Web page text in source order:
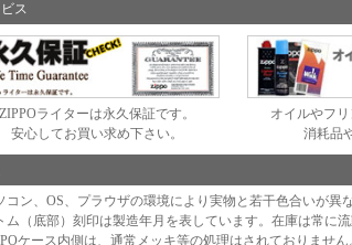
ス
ZIPPOライターは永久保証です。
安心してお買い求め下さい。
オイルやフリ
消耗品
ン、OS、プラウザの環境により実物と若干色合いが異
（底部）刻印は製造年月を表しています。在庫は常に
ケース内側は、通常メッキ等の処理はされておりませ